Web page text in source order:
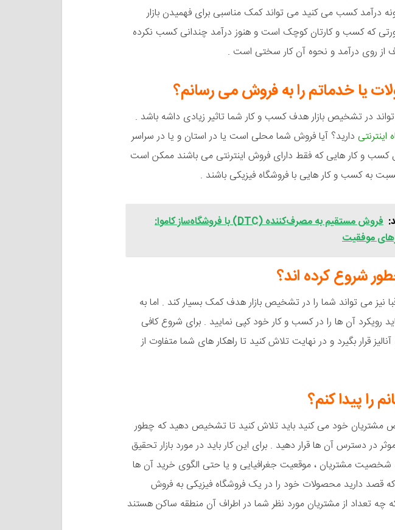
کسب می کنید می تواند کمک مناسبی برای فهمیدن بازار
که کسب و کارتان کوچک است و هنوز درآمد چندانی کسب نکرده
از روی درآمد و نحوه آن کار سختی است .
در تشخیص بازار هدف کسب و کار شما تاثیر زیادی داشه باشد .
اینترنتی دارید؟ آیا فروش شما محلی است یا در استان و یا در سراسر
کسب و کار هایی که فقط دارای فروش اینترنتی می باشند ممکن است
به کسب و کار هایی با فروشگاه فیزیکی باشند .
فروش مستقیم به مصرف‌کننده (DTC) با فروشگاه‌ساز کاموا:
موفقیت
نیز می تواند شما را در تشخیص بازار هدف کمک بسیار کند . اما به
رویکرد آن ها را در کسب و کار خود کپی نمایید . برای شروع کافی
قرار بگیرد و در نهایت تلاش کنید تا راهکار های شما متفاوت از
مشتریان خود می کنید باید تلاش کنید تا تشخیص دهید که چطور
در دسترس آن ها قرار دهید . برای این کار باید در مورد بازار تحقیق
شخصیت مشتریان ، موقعیت جغرافیایی و یا حتی الگوی خرید آن ها
قصد دارید محصولات خود را در یک فروشگاه فیزیکی به فروش
چه تعداد از مشتریان مورد نظر شما در اطراف آن منطقه ساکن هستند